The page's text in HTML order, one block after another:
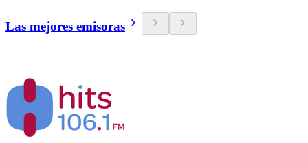
Las mejores emisoras